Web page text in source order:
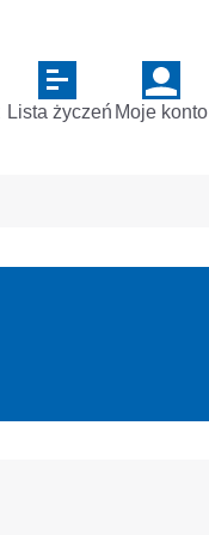
Lista życzeń Moje konto